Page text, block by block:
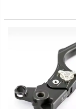
015536-015554-016466-
6517-016518-017477-13
BMW S 1000 R (2021 -
015536-015554-016466-
6517-016518-017477-14
BMW M 1000 XR
536-015554-016466-
7-016518-017477-15